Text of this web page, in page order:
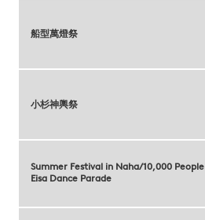
船型萬燈祭
小杉神輿祭
Summer Festival in Naha/10,000 People
Eisa Dance Parade